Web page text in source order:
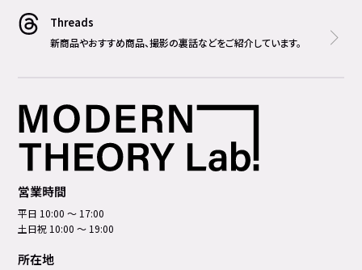
Threads
新商品やおすすめ商品、撮影の裏話などをご紹介しています。
営業時間
平日 10:00 ～ 17:00
土日祝 10:00 ～ 19:00
所在地